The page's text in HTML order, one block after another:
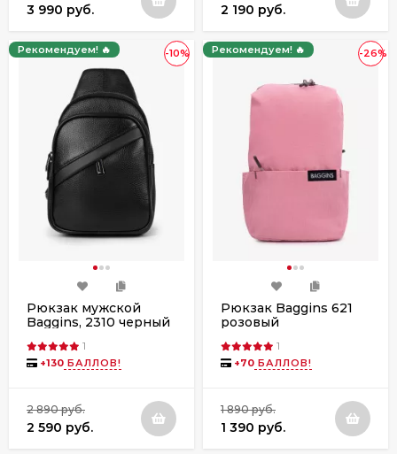
3 990 руб. 2 190 руб.
-10%
Рекомендуем! 🔥
Рюкзак мужской
Baggins, 2310 черный
1
+130 БАЛЛОВ!
2 890 руб.
2 590 руб.
-26%
Рекомендуем! 🔥
Рюкзак Baggins 621
розовый
1
+70 БАЛЛОВ!
1 890 руб.
1 390 руб.